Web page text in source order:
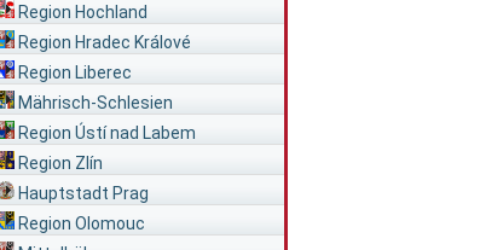
Region Hochland
Region Hradec Králové
Region Liberec
Mährisch-Schlesien
Region Ústí nad Labem
Region Zlín
Hauptstadt Prag
Region Olomouc